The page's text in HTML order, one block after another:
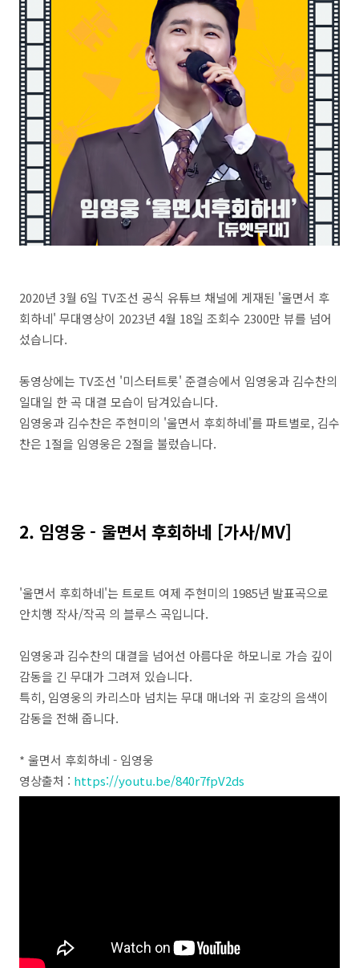
2020년 3월 6일 TV조선 공식 유튜브 채널에 게재된 '울면서 후
회하네' 무대영상이 2023년 4월 18일 조회수 2300만 뷰를 넘어
섰습니다.
동영상에는 TV조선 '미스터트롯' 준결승에서 임영웅과 김수찬의
일대일 한 곡 대결 모습이 담겨있습니다.
임영웅과 김수찬은 주현미의 '울면서 후회하네'를 파트별로, 김수
찬은 1절을 임영웅은 2절을 불렀습니다.
2. 임영웅 - 울면서 후회하네 [가사/MV]
'울면서 후회하네'는 트로트 여제 주현미의 1985년 발표곡으로
안치행 작사/작곡 의 블루스 곡입니다.
임영웅과 김수찬의 대결을 넘어선 아름다운 하모니로 가슴 깊이
감동을 긴 무대가 그려져 있습니다.
특히, 임영웅의 카리스마 넘치는 무대 매너와 귀 호강의 음색이
감동을 전해 줍니다.
* 울면서 후회하네 - 임영웅
영상출처 : https://youtu.be/840r7fpV2ds